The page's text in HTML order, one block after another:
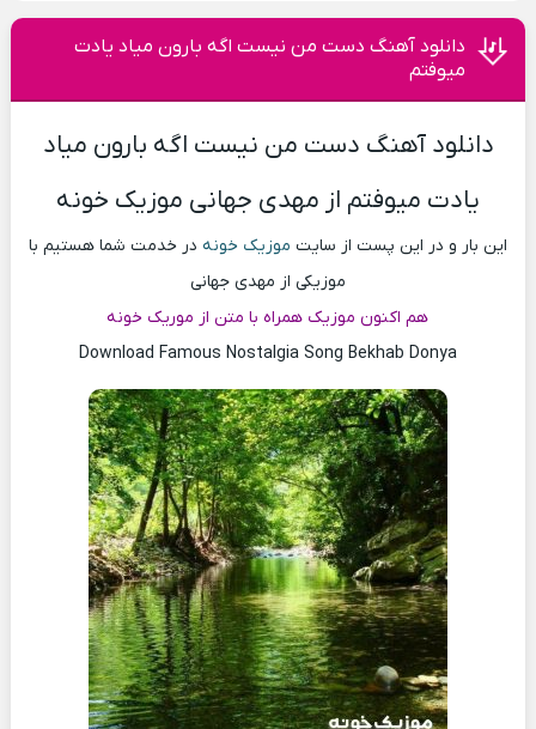
دانلود آهنگ دست من نیست اگه بارون میاد یادت
میوفتم
دانلود آهنگ دست من نیست اگه بارون میاد
یادت میوفتم از مهدی جهانی موزیک خونه
این بار و در این پست از سایت موزیک خونه در خدمت شما هستیم با
موزیکی از مهدی جهانی
هم اکنون موزیک همراه با متن از موریک خونه
Download Famous Nostalgia Song Bekhab Donya